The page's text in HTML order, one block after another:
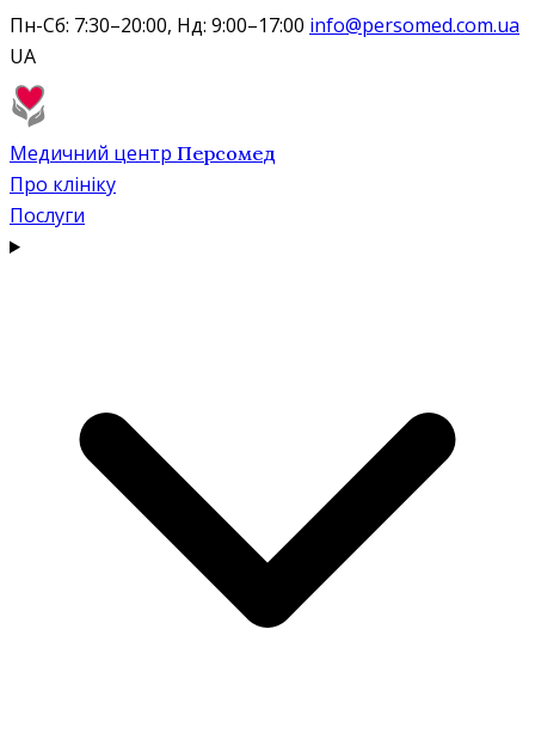
Пн-Сб: 7:30–20:00, Нд: 9:00–17:00 info@persomed.com.ua
UA
Медичний центр Персомед
Про клініку
Послуги